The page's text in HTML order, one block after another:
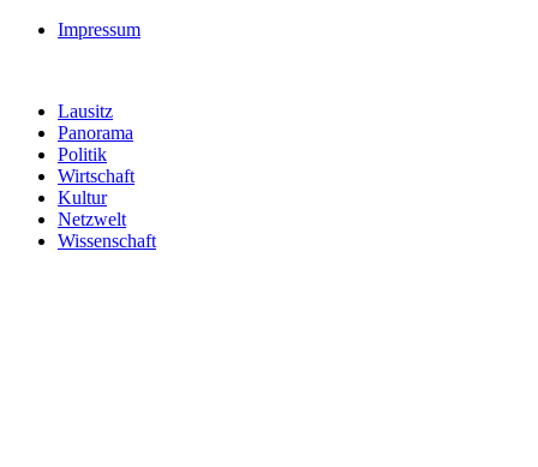
Impressum
Lausitz
Panorama
Politik
Wirtschaft
Kultur
Netzwelt
Wissenschaft